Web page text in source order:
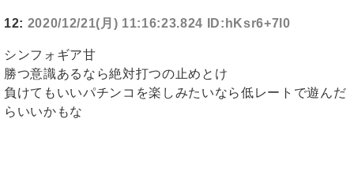
12: 2020/12/21(月) 11:16:23.824 ID:hKsr6+7l0
シンフォギア甘
勝つ意識あるなら絶対打つの止めとけ
負けてもいいパチンコを楽しみたいなら低レートで遊んだ
らいいかもな